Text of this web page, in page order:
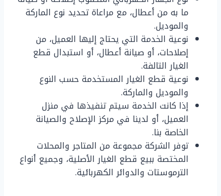
ما به من أعطال، مع مراعاة تحديد نوع الماركة
والموديل.
نوعية الخدمة التي يحتاج إليها العميل، من
إصلاحات، أو صيانة أعطال، أو استبدال قطع
الغيار التالفة.
نوعية قطع الغيار المستخدمة حسب النوع
والموديل والماركة.
إذا كانت الخدمة سيتم تنفيذها في منزل
العميل، أو لدينا في مركز الإصلاح والصيانة
الخاصة بنا.
توفر الشركة مجموعة من المتاجر والمحلات
المختصة ببيع قطع الغيار الأصلية، وجميع أنواع
الترموستات والدوائر الكهربائية.